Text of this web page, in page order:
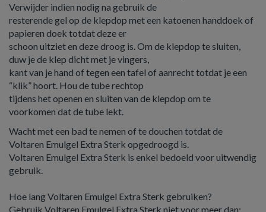
Verwijder indien nodig na gebruik de
resterende gel op de klepdop met een katoenen handdoek of
papieren doek totdat deze er
schoon uitziet en deze droog is. Om de klepdop te sluiten,
duw je de klep dicht met je vingers,
kant van je hand of tegen een tafel of aanrecht totdat je een
“klik” hoort. Hou de tube rechtop
tijdens het openen en sluiten van de klepdop om te
voorkomen dat de tube lekt.
Wacht met een bad te nemen of te douchen totdat de
Voltaren Emulgel Extra Sterk opgedroogd is.
Voltaren Emulgel Extra Sterk is enkel bedoeld voor uitwendig
gebruik.
Hoe lang Voltaren Emulgel Extra Sterk gebruiken?
Gebruik Voltaren Emulgel Extra Sterk niet voor meer dan: